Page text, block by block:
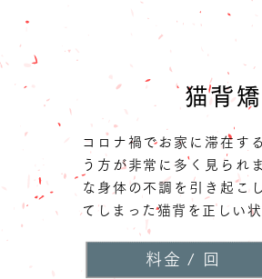
猫背
コロナ禍でお家に滞在す
う方が非常に多く見られ
な身体の不調を引き起こ
てしまった猫背を正しい
料金 / 回